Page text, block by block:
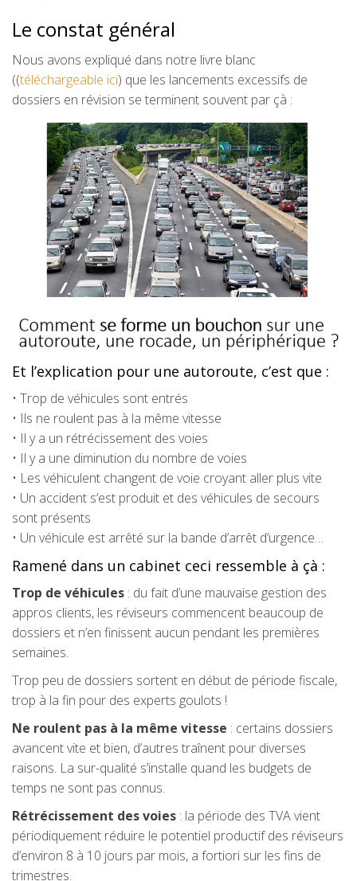
Le constat général
Nous avons expliqué dans notre livre blanc
((téléchargeable ici) que les lancements excessifs de
dossiers en révision se terminent souvent par çà :
Et l’explication pour une autoroute, c’est que :
• Trop de véhicules sont entrés
• Ils ne roulent pas à la même vitesse
• Il y a un rétrécissement des voies
• Il y a une diminution du nombre de voies
• Les véhiculent changent de voie croyant aller plus vite
• Un accident s’est produit et des véhicules de secours
sont présents
• Un véhicule est arrêté sur la bande d’arrêt d’urgence…
Ramené dans un cabinet ceci ressemble à çà :
Trop de véhicules : du fait d’une mauvaise gestion des
appros clients, les réviseurs commencent beaucoup de
dossiers et n’en finissent aucun pendant les premières
semaines.
Trop peu de dossiers sortent en début de période fiscale,
trop à la fin pour des experts goulots !
Ne roulent pas à la même vitesse : certains dossiers
avancent vite et bien, d’autres traînent pour diverses
raisons. La sur-qualité s’installe quand les budgets de
temps ne sont pas connus.
Rétrécissement des voies : la période des TVA vient
périodiquement réduire le potentiel productif des réviseurs
d’environ 8 à 10 jours par mois, a fortiori sur les fins de
trimestres.